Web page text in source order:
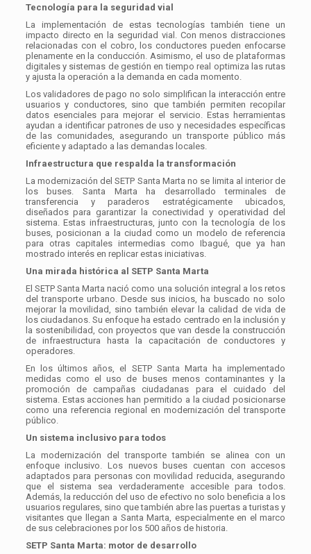
Tecnología para la seguridad vial
La implementación de estas tecnologías también tiene un
impacto directo en la seguridad vial. Con menos distracciones
relacionadas con el cobro, los conductores pueden enfocarse
plenamente en la conducción. Asimismo, el uso de plataformas
digitales y sistemas de gestión en tiempo real optimiza las rutas
y ajusta la operación a la demanda en cada momento.
Los validadores de pago no solo simplifican la interacción entre
usuarios y conductores, sino que también permiten recopilar
datos esenciales para mejorar el servicio. Estas herramientas
ayudan a identificar patrones de uso y necesidades específicas
de las comunidades, asegurando un transporte público más
eficiente y adaptado a las demandas locales.
Infraestructura que respalda la transformación
La modernización del SETP Santa Marta no se limita al interior de
los buses. Santa Marta ha desarrollado terminales de
transferencia y paraderos estratégicamente ubicados,
diseñados para garantizar la conectividad y operatividad del
sistema. Estas infraestructuras, junto con la tecnología de los
buses, posicionan a la ciudad como un modelo de referencia
para otras capitales intermedias como Ibagué, que ya han
mostrado interés en replicar estas iniciativas.
Una mirada histórica al SETP Santa Marta
El SETP Santa Marta nació como una solución integral a los retos
del transporte urbano. Desde sus inicios, ha buscado no solo
mejorar la movilidad, sino también elevar la calidad de vida de
los ciudadanos. Su enfoque ha estado centrado en la inclusión y
la sostenibilidad, con proyectos que van desde la construcción
de infraestructura hasta la capacitación de conductores y
operadores.
En los últimos años, el SETP Santa Marta ha implementado
medidas como el uso de buses menos contaminantes y la
promoción de campañas ciudadanas para el cuidado del
sistema. Estas acciones han permitido a la ciudad posicionarse
como una referencia regional en modernización del transporte
público.
Un sistema inclusivo para todos
La modernización del transporte también se alinea con un
enfoque inclusivo. Los nuevos buses cuentan con accesos
adaptados para personas con movilidad reducida, asegurando
que el sistema sea verdaderamente accesible para todos.
Además, la reducción del uso de efectivo no solo beneficia a los
usuarios regulares, sino que también abre las puertas a turistas y
visitantes que llegan a Santa Marta, especialmente en el marco
de sus celebraciones por los 500 años de historia.
SETP Santa Marta: motor de desarrollo